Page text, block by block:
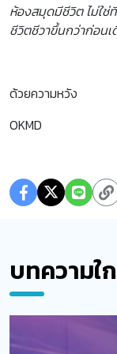
ห้องสมุดมีชีวิต ไม่ใ
ชีวิตชีวาขึ้นกว่าก่อนเ
ด้วยความหวัง
OKMD
บทความใ